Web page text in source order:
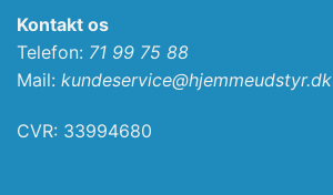
Kontakt os
Telefon: 71 99 75 88
Mail: kundeservice@hjemmeudstyr.dk
CVR: 33994680